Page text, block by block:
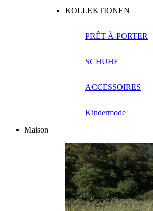
KOLLEKTIONEN
PRÊT-À-PORTER
SCHUHE
ACCESSOIRES
Kindermode
Maison